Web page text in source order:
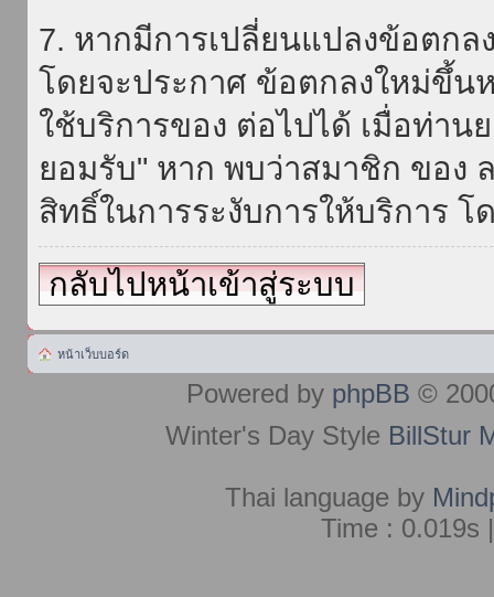
7. หากมีการเปลี่ยนแปลงข้อตกล
โดยจะประกาศ ข้อตกลงใหม่ขึ้น
ใช้บริการของ ต่อไปได้ เมื่อท่า
ยอมรับ" หาก พบว่าสมาชิก ของ
สิทธิ์ในการระงับการให้บริการ
กลับไปหน้าเข้าสู่ระบบ
หน้าเว็บบอร์ด
Powered by phpBB ©
Winter's Day Style BillStur
Thai language by
Time : 0.019s